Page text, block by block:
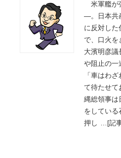
米軍艦が
―。日本共
に反対した
で、口火を
大濱明彦議
や阻止の
「車はわ
て待たせて
縄総領事は
をしている
押し … [記